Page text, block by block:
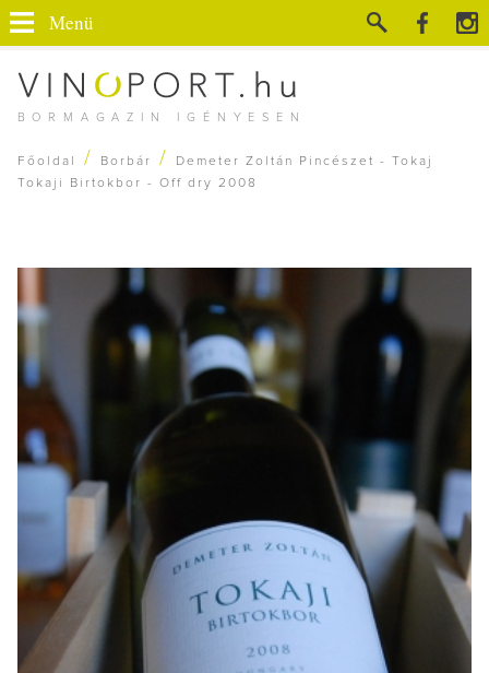
BORMAGAZIN IGÉNYESEN
Menü
Főoldal / Borbár /
Demeter Zoltán Pincészet - Tokaj
Tokaji Birtokbor - Off dry 2008